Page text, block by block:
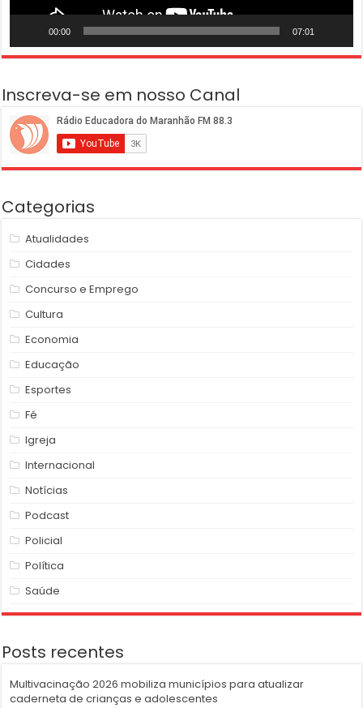
00:00 07:01
Inscreva-se em nosso Canal
Categorias
Atualidades
Cidades
Concurso e Emprego
Cultura
Economia
Educação
Esportes
Fé
Igreja
Internacional
Notícias
Podcast
Policial
Política
Saúde
Posts recentes
Multivacinação 2026 mobiliza municípios para atualizar
caderneta de crianças e adolescentes